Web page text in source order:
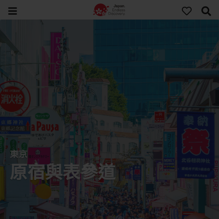
東京
原宿與表參道